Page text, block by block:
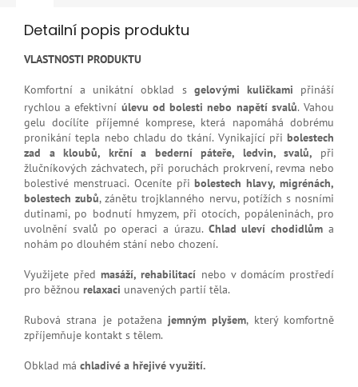
Detailní popis produktu
VLASTNOSTI PRODUKTU
Komfortní a unikátní obklad s gelovými kuličkami přináší
rychlou a efektivní úlevu od bolesti nebo napětí svalů. Vahou
gelu docílíte příjemné komprese, která napomáhá dobrému
pronikání tepla nebo chladu do tkání. Vynikající při bolestech
zad a kloubů, krční a bederní páteře, ledvin, svalů, při
žlučníkových záchvatech, při poruchách prokrvení, revma nebo
bolestivé menstruaci. Oceníte při bolestech hlavy, migrénách,
bolestech zubů, zánětu trojklanného nervu, potížích s nosními
dutinami, po bodnutí hmyzem, při otocích, popáleninách, pro
uvolnění svalů po operaci a úrazu. Chlad uleví chodidlům a
nohám po dlouhém stání nebo chození.
Využijete předmasáží, rehabilitací nebo v domácím prostředí
pro běžnou relaxaci unavených partií těla.
Rubová strana je potažena jemným plyšem, který komfortně
zpříjemňuje kontakt s tělem.
Obklad má chladivé a hřejivé využití.